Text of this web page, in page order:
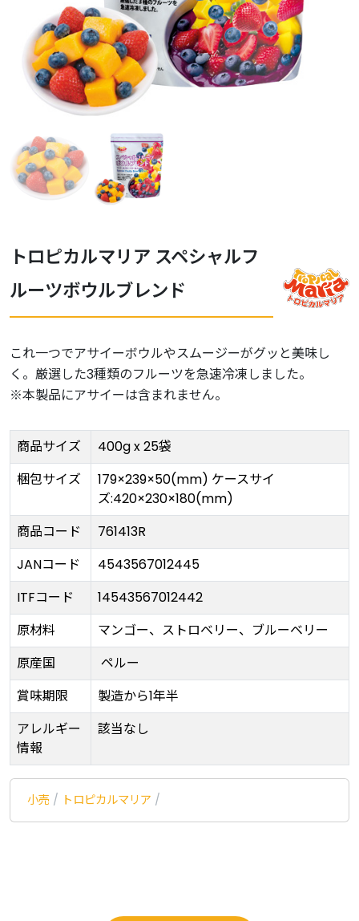
トロピカルマリア スペシャルフ
ルーツボウルブレンド
これ一つでアサイーボウルやスムージーがグッと美味し
く。厳選した3種類のフルーツを急速冷凍しました。
※本製品にアサイーは含まれません。
商品サイズ
400g x 25袋
梱包サイズ
179×239×50(mm) ケースサイ
ズ:420×230×180(mm)
商品コード
761413R
JANコード
4543567012445
ITFコード
14543567012442
原材料
マンゴー、ストロベリー、ブルーベリー
原産国
ペルー
賞味期限
製造から1年半
アレルギー
情報
該当なし
小売 / トロピカルマリア /